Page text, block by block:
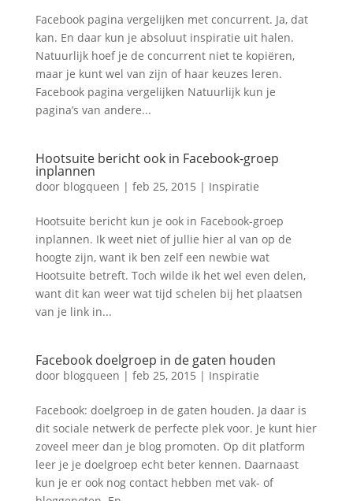
Facebook pagina vergelijken met concurrent. Ja, dat
kan. En daar kun je absoluut inspiratie uit halen.
Natuurlijk hoef je de concurrent niet te kopiëren,
maar je kunt wel van zijn of haar keuzes leren.
Facebook pagina vergelijken Natuurlijk kun je
pagina’s van andere...
Hootsuite bericht ook in Facebook-groep
inplannen
door blogqueen | feb 25, 2015 | Inspiratie
Hootsuite bericht kun je ook in Facebook-groep
inplannen. Ik weet niet of jullie hier al van op de
hoogte zijn, want ik ben zelf een newbie wat
Hootsuite betreft. Toch wilde ik het wel even delen,
want dit kan weer wat tijd schelen bij het plaatsen
van je link in...
Facebook doelgroep in de gaten houden
door blogqueen | feb 25, 2015 | Inspiratie
Facebook: doelgroep in de gaten houden. Ja daar is
dit sociale netwerk de perfecte plek voor. Je kunt hier
zoveel meer dan je blog promoten. Op dit platform
leer je je doelgroep echt beter kennen. Daarnaast
kun je er ook nog contact hebben met vak- of